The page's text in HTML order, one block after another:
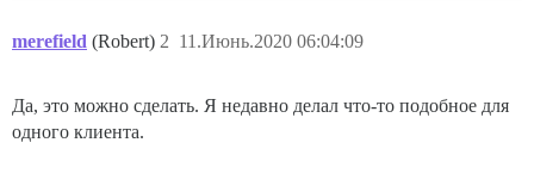
merefield (Robert) 11.Июнь.2020 06:04:09
2
Да, это можно сделать. Я недавно делал что-то подобное для
одного клиента.